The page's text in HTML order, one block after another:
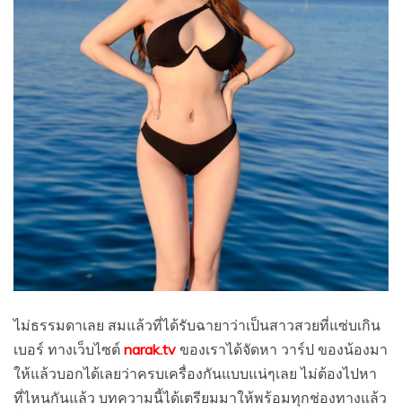
ไม่ธรรมดาเลย สมแล้วที่ได้รับฉายาว่าเป็นสาวสวยที่แซ่บเกิน
เบอร์ ทางเว็บไซต์ narak.tv ของเราได้จัดหา วาร์ป ของน้องมา
ให้แล้วบอกได้เลยว่าครบเครื่องกันแบบแน่ๆเลย ไม่ต้องไปหา
ที่ไหนกันแล้ว บทความนี้ได้เตรียมมาให้พร้อมทุกช่องทางแล้ว